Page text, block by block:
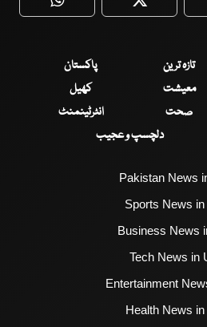
WhatsApp Twitter
تازہ ترین
پاکستان
معیشت
کھیل
صحت
انٹرٹینمنٹ
دلچسپ و عجیب
Pakistan News
Sports News
Business News
Tech News in
Entertainment
Health News